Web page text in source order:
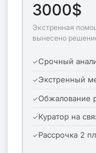
3000$
Экстренная
вынесено
Срочный
Экстренный
Обжалование
Куратор на
Рассрочка 2